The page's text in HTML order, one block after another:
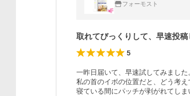
フォーモスト
取れてびっくりして、早速投稿
5
一昨日届いて、早速試してみました
私の首のイボの位置だと、どう考え
寝ている間にパッチが剥がれてしま